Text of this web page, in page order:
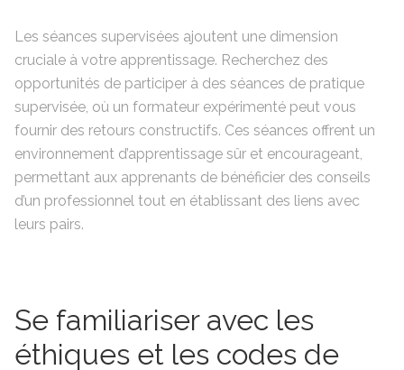
Les séances supervisées ajoutent une dimension
cruciale à votre apprentissage. Recherchez des
opportunités de participer à des séances de pratique
supervisée, où un formateur expérimenté peut vous
fournir des retours constructifs. Ces séances offrent un
environnement d’apprentissage sûr et encourageant,
permettant aux apprenants de bénéficier des conseils
d’un professionnel tout en établissant des liens avec
leurs pairs.
Se familiariser avec les
éthiques et les codes de